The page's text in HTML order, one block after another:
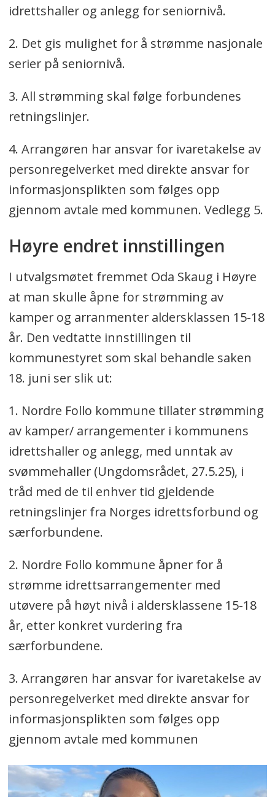
idrettshaller og anlegg for seniornivå.
2. Det gis mulighet for å strømme nasjonale
serier på seniornivå.
3. All strømming skal følge forbundenes
retningslinjer.
4. Arrangøren har ansvar for ivaretakelse av
personregelverket med direkte ansvar for
informasjonsplikten som følges opp
gjennom avtale med kommunen. Vedlegg 5.
Høyre endret innstillingen
I utvalgsmøtet fremmet Oda Skaug i Høyre
at man skulle åpne for strømming av
kamper og arranmenter aldersklassen 15-18
år. Den vedtatte innstillingen til
kommunestyret som skal behandle saken
18. juni ser slik ut:
1. Nordre Follo kommune tillater strømming
av kamper/ arrangementer i kommunens
idrettshaller og anlegg, med unntak av
svømmehaller (Ungdomsrådet, 27.5.25), i
tråd med de til enhver tid gjeldende
retningslinjer fra Norges idrettsforbund og
særforbundene.
2. Nordre Follo kommune åpner for å
strømme idrettsarrangementer med
utøvere på høyt nivå i aldersklassene 15-18
år, etter konkret vurdering fra
særforbundene.
3. Arrangøren har ansvar for ivaretakelse av
personregelverket med direkte ansvar for
informasjonsplikten som følges opp
gjennom avtale med kommunen